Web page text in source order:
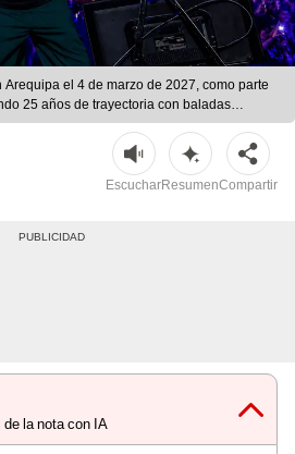
el 4 de marzo de 2027, como parte
25 años de trayectoria con baladas
Composición LR/Chatgpt | Foto:
EscucharResumenCompartir
la nota con IA